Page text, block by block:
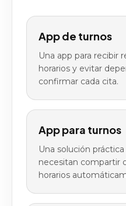
App de turnos
Una app para recibir
horarios y evitar
confirmar cada cita.
App para turnos
Una solución
necesitan compartir
horarios